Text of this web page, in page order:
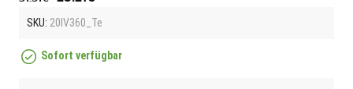
SKU: 20IV360_Te
Sofort verfügbar